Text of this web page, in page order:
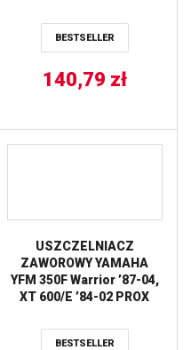
BESTSELLER
140,79 zł
USZCZELNIACZ
ZAWOROWY YAMAHA
YFM 350F Warrior ’87-04,
XT 600/E ’84-02 PROX
BESTSELLER